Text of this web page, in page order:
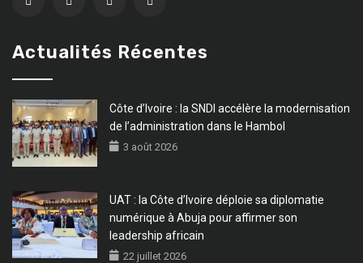
Actualités Récentes
Côte d’Ivoire : la SNDI accélère la modernisation
de l’administration dans le Hambol
3 août 2026
UAT : la Côte d’Ivoire déploie sa diplomatie
numérique à Abuja pour affirmer son
leadership africain
22 juillet 2026